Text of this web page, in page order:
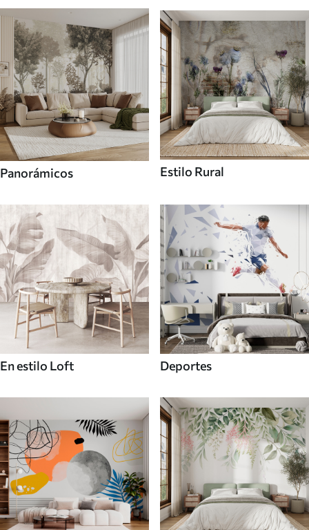
Panorámicos Estilo Rural
En estilo Loft Deportes